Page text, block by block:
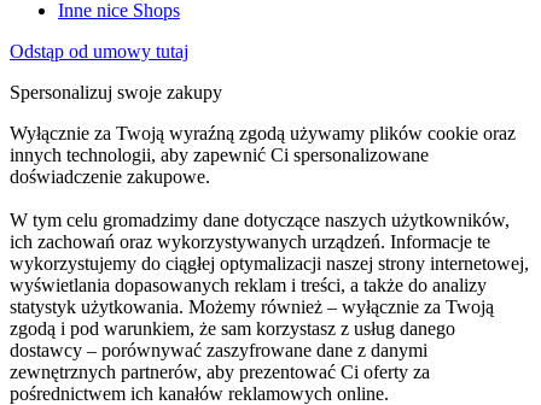
Inne nice Shops
Odstąp od umowy tutaj
Spersonalizuj swoje zakupy
Wyłącznie za Twoją wyraźną zgodą używamy plików cookie oraz
innych technologii, aby zapewnić Ci spersonalizowane
doświadczenie zakupowe.
W tym celu gromadzimy dane dotyczące naszych użytkowników,
ich zachowań oraz wykorzystywanych urządzeń. Informacje te
wykorzystujemy do ciągłej optymalizacji naszej strony internetowej,
wyświetlania dopasowanych reklam i treści, a także do analizy
statystyk użytkowania. Możemy również – wyłącznie za Twoją
zgodą i pod warunkiem, że sam korzystasz z usług danego
dostawcy – porównywać zaszyfrowane dane z danymi
zewnętrznych partnerów, aby prezentować Ci oferty za
pośrednictwem ich kanałów reklamowych online.